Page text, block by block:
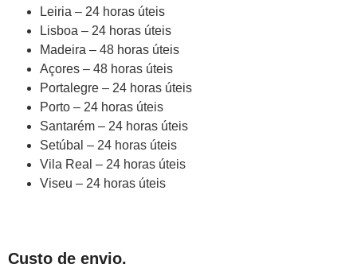
Leiria – 24 horas úteis
Lisboa – 24 horas úteis
Madeira – 48 horas úteis
Açores – 48 horas úteis
Portalegre – 24 horas úteis
Porto – 24 horas úteis
Santarém – 24 horas úteis
Setúbal – 24 horas úteis
Vila Real – 24 horas úteis
Viseu – 24 horas úteis
Custo de envio.